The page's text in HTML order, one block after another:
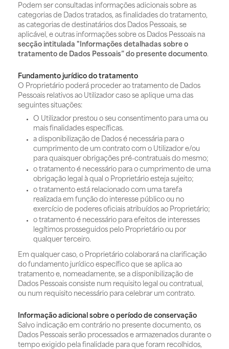
Podem ser consultadas informações adicionais sobre as
categorias de Dados tratados, as finalidades do tratamento,
as categorias de destinatários dos Dados Pessoais, se
aplicável, e outras informações sobre os Dados Pessoais na
secção intitulada "Informações detalhadas sobre o
tratamento de Dados Pessoais” do presente documento.
Fundamento jurídico do tratamento
O Proprietário poderá proceder ao tratamento de Dados
Pessoais relativos ao Utilizador caso se aplique uma das
seguintes situações:
O Utilizador prestou o seu consentimento para uma ou
mais finalidades específicas.
a disponibilização de Dados é necessária para o
cumprimento de um contrato com o Utilizador e/ou
para quaisquer obrigações pré-contratuais do mesmo;
o tratamento é necessário para o cumprimento de uma
obrigação legal à qual o Proprietário esteja sujeito;
o tratamento está relacionado com uma tarefa
realizada em função do interesse público ou no
exercício de poderes oficiais atribuídos ao Proprietário;
o tratamento é necessário para efeitos de interesses
legítimos prosseguidos pelo Proprietário ou por
qualquer terceiro.
Em qualquer caso, o Proprietário colaborará na clarificação
do fundamento jurídico específico que se aplica ao
tratamento e, nomeadamente, se a disponibilização de
Dados Pessoais consiste num requisito legal ou contratual,
ou num requisito necessário para celebrar um contrato.
Informação adicional sobre o período de conservação
Salvo indicação em contrário no presente documento, os
Dados Pessoais serão processados e armazenados durante o
tempo exigido pela finalidade para que foram recolhidos,